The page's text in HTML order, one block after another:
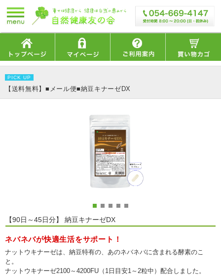
PICK UP
【送料無料】■メール便■納豆キナーゼDX
【90日～45日分】 納豆キナーゼDX
ネバネバが快適生活をサポート！
ナットウキナーゼは、納豆特有の、あのネバネバに含まれる酵素のこ
と。
ナットウキナーゼ2100～4200FU（1日目安1～2粒中）配合しました。